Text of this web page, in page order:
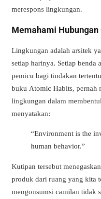
merespons lingkungan.
Memahami Hubungan
Lingkungan adalah arsitek
setiap harinya. Setiap benda
pemicu bagi tindakan
buku Atomic Habits, pernah
lingkungan dalam
menyatakan:
“Environment is the
human behavior.”
Kutipan tersebut
produk dari ruang yang kita
mengonsumsi camilan tidak